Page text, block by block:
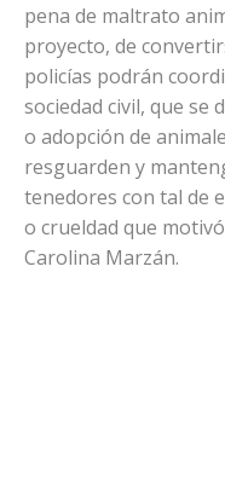
pena de maltrato
proyecto, de
policías podrán
sociedad civil, que se
o adopción de
resguarden y
tenedores con tal de
o crueldad que
Carolina Marzán.